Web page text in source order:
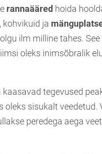
rannaääred hoida
ja
ilm milline tahes.
oleks inimsõbralik
tegevused
oleks sisukalt veedetud.
peredega aega